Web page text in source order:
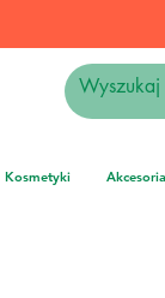
Kosmetyki